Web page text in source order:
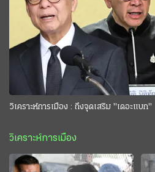
วิเคราะห์การเมือง : ถึงจุดเสริม "เดอะแบก"
วิเคราะห์การเมือง